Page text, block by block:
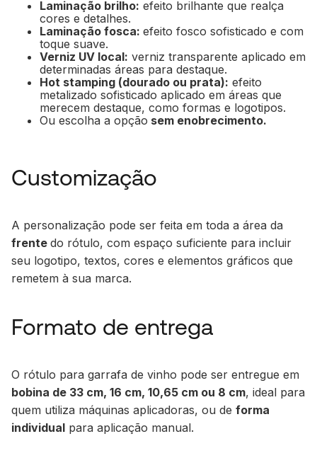
Laminação brilho: efeito brilhante que realça
cores e detalhes.
Laminação fosca: efeito fosco sofisticado e com
toque suave.
Verniz UV local: verniz transparente aplicado em
determinadas áreas para destaque.
Hot stamping (dourado ou prata): efeito
metalizado sofisticado aplicado em áreas que
merecem destaque, como formas e logotipos.
Ou escolha a opção sem enobrecimento.
Customização
A personalização pode ser feita em toda a área da
frente do rótulo, com espaço suficiente para incluir
seu logotipo, textos, cores e elementos gráficos que
remetem à sua marca.
Formato de entrega
O rótulo para garrafa de vinho pode ser entregue em
bobina de 33 cm, 16 cm, 10,65 cm ou 8 cm, ideal para
quem utiliza máquinas aplicadoras, ou de forma
individual para aplicação manual.